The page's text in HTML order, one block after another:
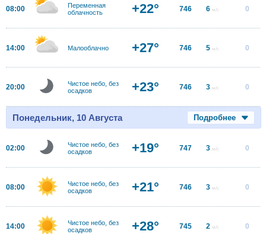
08:00
Переменная
облачность
+22° 746 6 м/с 0
14:00 Малооблачно +27° 746 5 м/с 0
20:00
Чистое небо, без
осадков
+23° 746 3 м/с 0
Понедельник, 10 Августа Подробнее
02:00
Чистое небо, без
осадков
+19° 747 3 м/с 0
08:00
Чистое небо, без
осадков
+21° 746 3 м/с 0
14:00
Чистое небо, без
осадков
+28° 745 2 м/с 0